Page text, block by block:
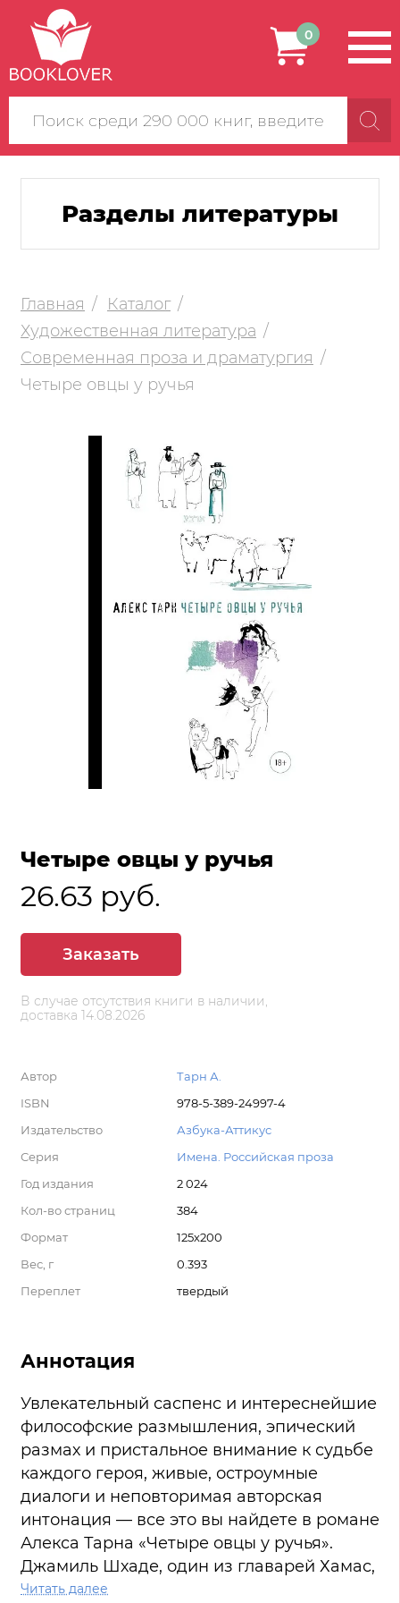
Поиск
по
сайту
0
Разделы литературы
Главная
Каталог
Художественная литература
Современная проза и драматургия
Четыре овцы у ручья
Четыре овцы у ручья
26.63 руб.
Заказать
В случае отсутствия книги в наличии,
доставка 14.08.2026
Автор
Тарн А.
ISBN
978-5-389-24997-4
Издательство
Азбука-Аттикус
Серия
Имена. Российская проза
Год издания
2 024
Кол-во страниц
384
Формат
125х200
Вес, г
0.393
Переплет
твердый
Аннотация
Увлекательный саспенс и интереснейшие
философские размышления, эпический
размах и пристальное внимание к судьбе
каждого героя, живые, остроумные
диалоги и неповторимая авторская
интонация — все это вы найдете в романе
Алекса Тарна «Четыре овцы у ручья».
Джамиль Шхаде, один из главарей Хамас,
умен, коварен и безжалостен. Кэптэн
Читать далее